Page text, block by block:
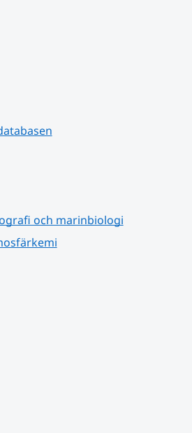
webbplats.
och marinbiologi
webbplats.
webbplats.